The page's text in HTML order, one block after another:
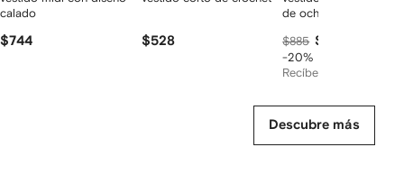
calado
$744 $528
de ochos
$885 $700
-20%
Recíbelo por
Descubre más